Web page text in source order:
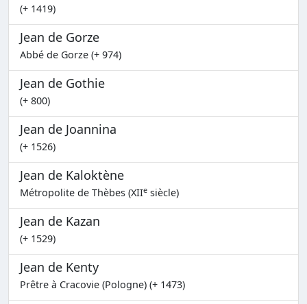
(+ 1419)
Jean de Gorze
Abbé de Gorze (+ 974)
Jean de Gothie
(+ 800)
Jean de Joannina
(+ 1526)
Jean de Kaloktène
Métropolite de Thèbes (XIIe siècle)
Jean de Kazan
(+ 1529)
Jean de Kenty
Prêtre à Cracovie (Pologne) (+ 1473)